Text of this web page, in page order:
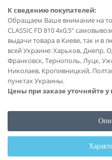
К сведению покупателей:
Обращаем Ваше внимание на
CLASSIC FD 810 4x0,5"
выдачи товара в Киеве, так и
всей Украине: Харьков, Днепр,
Франковск, Тернополь, Луцк,
Николаев, Кропивницкий,
пунктах Украины.
Цены при заказе уточняйте